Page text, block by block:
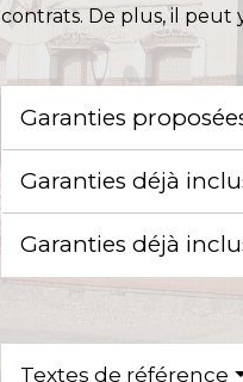
contrats. De plus, il peut
Garanties
Garanties déjà
Garanties déjà
Textes de référence